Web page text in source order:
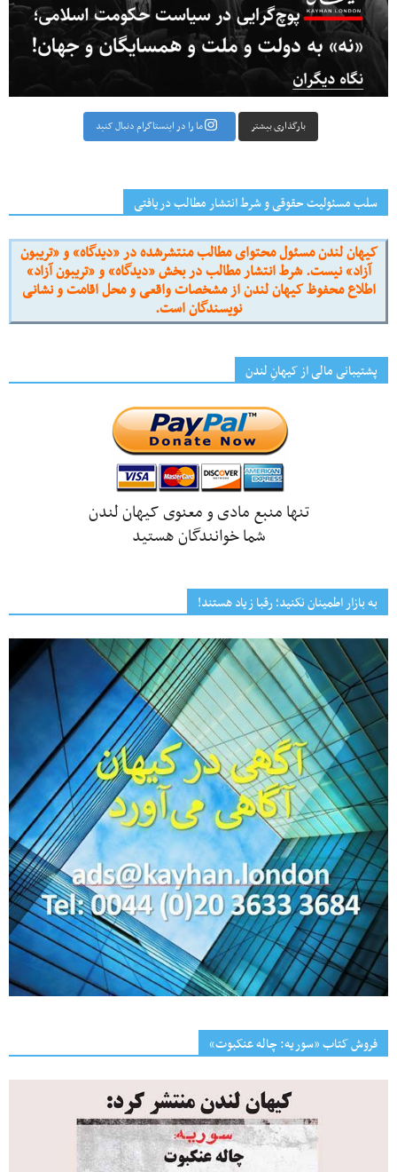
بارگذاری بیشتر ما را در اینستاگرام دنبال کنید
سلب مسئولیت حقوقی و شرط انتشار مطالب دریافتی
کیهان لندن مسئول محتوای مطالب منتشرشده در «دیدگاه» و «تریبون
آزاد» نیست. شرط انتشار مطالب در بخش «دیدگاه» و «تریبون آزاد»
اطلاع محفوظ کیهان لندن از مشخصات واقعی و محل اقامت و نشانی
نویسندگان است.
پشتیبانی مالی از کیهانِ لندن
تنها منبع مادی و معنوی کیهان لندن
شما خوانندگان هستید
به بازار اطمینان نکنید؛ رقبا زیاد هستند!
فروش کتاب «سوریه: چاله عنکبوت»